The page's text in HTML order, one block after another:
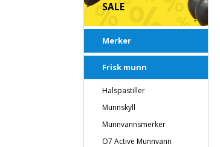
SALE
Merker
Frisk munn
Halspastiller
Munnskyll
Munnvannsmerker
O7 Active Munnvann